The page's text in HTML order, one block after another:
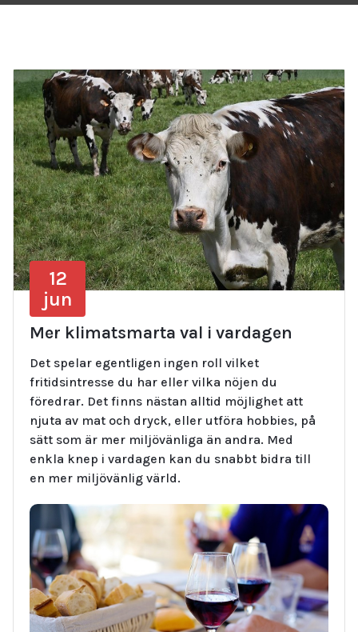
12
jun
Mer klimatsmarta val i vardagen
Det spelar egentligen ingen roll vilket
fritidsintresse du har eller vilka nöjen du
föredrar. Det finns nästan alltid möjlighet att
njuta av mat och dryck, eller utföra hobbies, på
sätt som är mer miljövänliga än andra. Med
enkla knep i vardagen kan du snabbt bidra till
en mer miljövänlig värld.